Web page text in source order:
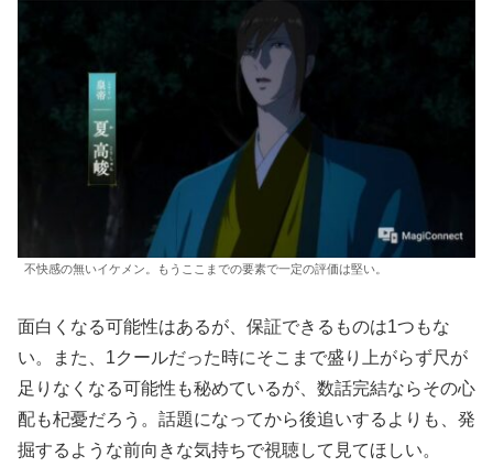
不快感の無いイケメン。もうここまでの要素で一定の評価は堅い。
面白くなる可能性はあるが、保証できるものは1つもな
い。また、1クールだった時にそこまで盛り上がらず尺が
足りなくなる可能性も秘めているが、数話完結ならその心
配も杞憂だろう。話題になってから後追いするよりも、発
掘するような前向きな気持ちで視聴して見てほしい。